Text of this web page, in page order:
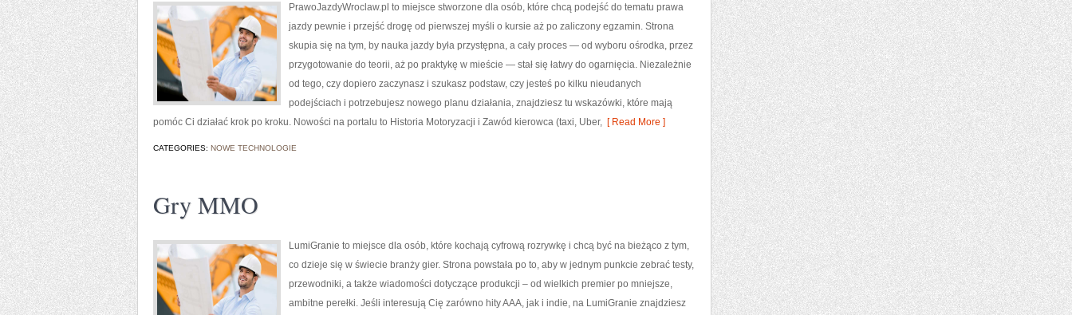
PrawoJazdyWroclaw.pl to miejsce stworzone dla osób, które chcą podejść do tematu prawa
jazdy pewnie i przejść drogę od pierwszej myśli o kursie aż po zaliczony egzamin. Strona
skupia się na tym, by nauka jazdy była przystępna, a cały proces — od wyboru ośrodka, przez
przygotowanie do teorii, aż po praktykę w mieście — stał się łatwy do ogarnięcia. Niezależnie
od tego, czy dopiero zaczynasz i szukasz podstaw, czy jesteś po kilku nieudanych
podejściach i potrzebujesz nowego planu działania, znajdziesz tu wskazówki, które mają
pomóc Ci działać krok po kroku. Nowości na portalu to Historia Motoryzacji i Zawód kierowca (taxi, Uber, [ Read More ]
CATEGORIES: NOWE TECHNOLOGIE
Gry MMO
LumiGranie to miejsce dla osób, które kochają cyfrową rozrywkę i chcą być na bieżąco z tym,
co dzieje się w świecie branży gier. Strona powstała po to, aby w jednym punkcie zebrać testy,
przewodniki, a także wiadomości dotyczące produkcji – od wielkich premier po mniejsze,
ambitne perełki. Jeśli interesują Cię zarówno hity AAA, jak i indie, na LumiGranie znajdziesz